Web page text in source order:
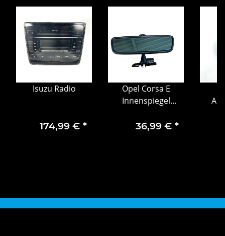
Isuzu Radio
174,99 € *
Opel Corsa E
Innenspiegel
schwarz 13481121
36,99 € *